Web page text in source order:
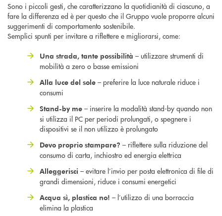
Sono i piccoli gesti, che caratterizzano la quotidianità di ciascuno, a
fare la differenza ed è per questo che il Gruppo vuole proporre alcuni
suggerimenti di comportamento sostenibile.
Semplici spunti per invitare a riflettere e migliorarsi, come:
Una strada, tante possibilità – utilizzare strumenti di
mobilità a zero o basse emissioni
Alla luce del sole – preferire la luce naturale riduce i
consumi
Stand-by me – inserire la modalità stand-by quando non
si utilizza il PC per periodi prolungati, o spegnere i
dispositivi se il non utilizzo è prolungato
Devo proprio stampare? – riflettere sulla riduzione del
consumo di carta, inchiostro ed energia elettrica
Alleggerisci – evitare l’invio per posta elettronica di file di
grandi dimensioni, riduce i consumi energetici
Acqua sì, plastica no! – l’utilizzo di una borraccia
elimina la plastica